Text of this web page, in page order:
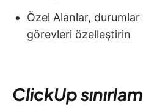
Özel Alanlar,
görevleri özelleştirin
ClickUp